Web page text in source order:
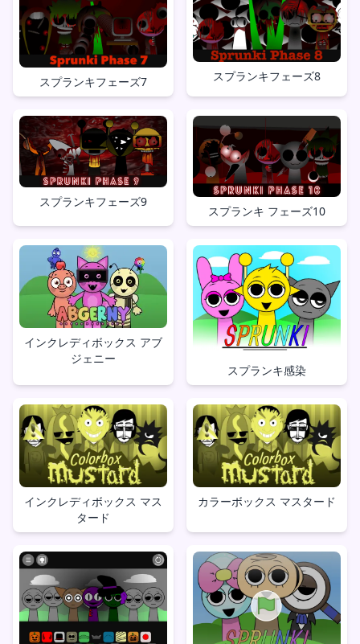
スプランキフェーズ7 スプランキフェーズ8
スプランキフェーズ9
スプランキ フェーズ10
インクレディボックス アブ
ジェニー
スプランキ感染
インクレディボックス マス
タード
カラーボックス マスタード